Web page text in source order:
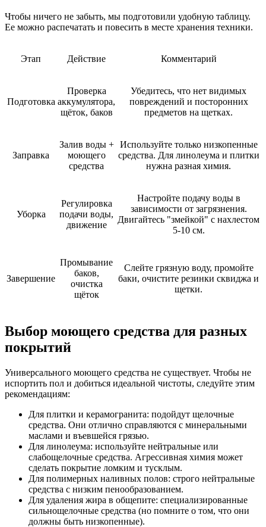
Чтобы ничего не забыть, мы подготовили удобную таблицу.
Ее можно распечатать и повесить в месте хранения техники.
Этап Действие Комментарий
Подготовка
Проверка
аккумулятора,
щёток, баков
Убедитесь, что нет видимых
повреждений и посторонних
предметов на щетках.
Заправка
Залив воды +
моющего
средства
Используйте только низкопенные
средства. Для линолеума и плитки
нужна разная химия.
Уборка
Регулировка
подачи воды,
движение
Настройте подачу воды в
зависимости от загрязнения.
Двигайтесь "змейкой" с нахлестом
5-10 см.
Завершение
Промывание
баков,
очистка
щёток
Слейте грязную воду, промойте
баки, очистите резинки сквиджа и
щетки.
Выбор моющего средства для разных
покрытий
Универсального моющего средства не существует. Чтобы не
испортить пол и добиться идеальной чистоты, следуйте этим
рекомендациям:
Для плитки и керамогранита: подойдут щелочные
средства. Они отлично справляются с минеральными
маслами и въевшейся грязью.
Для линолеума: используйте нейтральные или
слабощелочные средства. Агрессивная химия может
сделать покрытие ломким и тусклым.
Для полимерных наливных полов: строго нейтральные
средства с низким пенообразованием.
Для удаления жира в общепите: специализированные
сильнощелочные средства (но помните о том, что они
должны быть низкопенные).